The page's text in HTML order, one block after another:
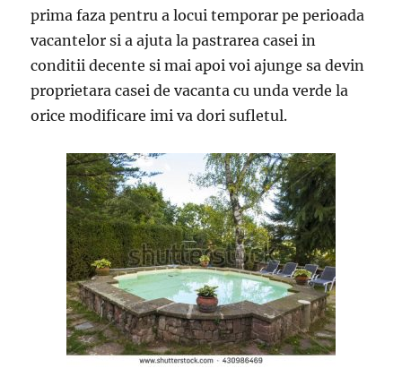
prima faza pentru a locui temporar pe perioada
vacantelor si a ajuta la pastrarea casei in
conditii decente si mai apoi voi ajunge sa devin
proprietara casei de vacanta cu unda verde la
orice modificare imi va dori sufletul.